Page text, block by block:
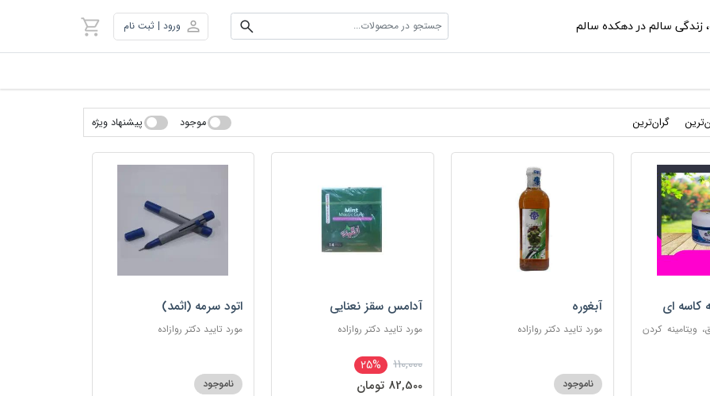
، زندگی سالم در دهکده سالم جستجو در محصولات... ورود | ثبت نام
گران‌ترین موجود پیشنهاد ویژه
کاسه ای
ویتامینه کردن
آبغوره
مورد تایید دکتر روازاده
ناموجود
آدامس سقز نعنایی
مورد تایید دکتر روازاده
110,000
25%
82,500 تومان
اتود سرمه (اثمد)
مورد تایید دکتر روازاده
ناموجود